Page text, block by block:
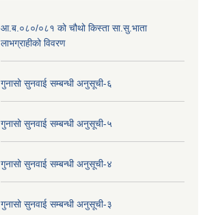
आ.ब.०८०/०८१ को चौथो किस्ता सा.सु.भाता
लाभग्राहीको विवरण
गुनासो सुनवाई सम्बन्धी अनुसूची-६
गुनासो सुनवाई सम्बन्धी अनुसूची-५
गुनासो सुनवाई सम्बन्धी अनुसूची-४
गुनासो सुनवाई सम्बन्धी अनुसूची-३